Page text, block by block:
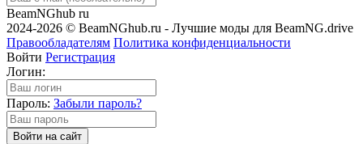
BeamNGhub ru
2024-2026 © BeamNGhub.ru - Лучшие моды для BeamNG.drive
Правообладателям Политика конфиденциальности
Войти Регистрация
Логин:
Пароль: Забыли пароль?
Войти на сайт